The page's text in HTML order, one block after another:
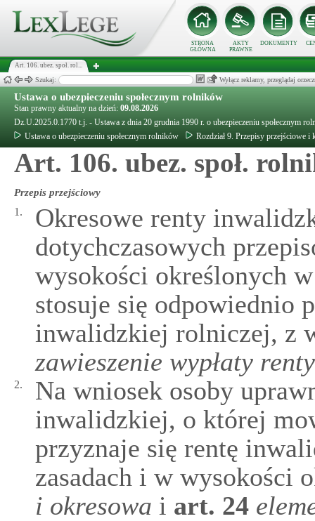
STRONA
GŁÓWNA
AKTY
PRAWNE
DOKUMENTY
Art. 106. ubez. społ. rol...
Szukaj: Wyłącz reklamy, przeglądaj
Ustawa o ubezpieczeniu społecznym rolników
Stan prawny aktualny na dzień: 09.08.2026
Dz.U.2025.0.1770 t.j. - Ustawa z dnia 20 grudnia 1990 r. o ubezpieczeniu społecznym
Ustawa o ubezpieczeniu społecznym rolników
Rozdział 9. Przepisy przejściowe i
Art. 106. ubez. społ.
Przepis przejściowy
1.
Okresowe renty
dotychczasowych
wysokości określonych
stosuje się odpowiednio
inwalidzkiej rolniczej, z
zawieszenie wypłaty
2.
Na wniosek osoby
inwalidzkiej, o której
przyznaje się rentę
zasadach i w wysokości
i okresowa i art. 24